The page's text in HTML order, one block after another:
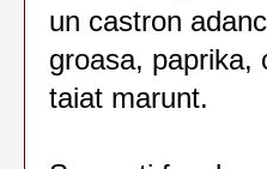
un castron
groasa, paprika,
taiat marunt.